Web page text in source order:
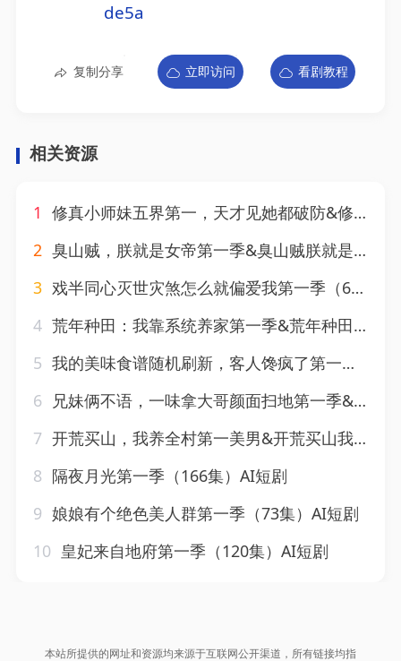
de5a
复制分享 立即访问 看剧教程
相关资源
1 修真小师妹五界第一，天才见她都破防&修真小师妹五界第一天才见她都破防（102集）AI短剧
2 臭山贼，朕就是女帝第一季&臭山贼朕就是女帝第一季（136集）AI短剧
3 戏半同心灭世灾煞怎么就偏爱我第一季（65集）AI短剧
4 荒年种田：我靠系统养家第一季&荒年种田我靠系统养家第一季（28集）AI短剧
5 我的美味食谱随机刷新，客人馋疯了第一季&我的美味食谱随机刷新客人馋疯了第一季（98集）AI短剧
6
兄妹俩不语，一味拿大哥颜面扫地第一季&兄妹俩不语一味拿大哥颜面扫地第一季（117集）AI短剧
7 开荒买山，我养全村第一美男&开荒买山我养全村第一美男（50集）AI短剧
8 隔夜月光第一季（166集）AI短剧
9 娘娘有个绝色美人群第一季（73集）AI短剧
10 皇妃来自地府第一季（120集）AI短剧
本站所提供的网址和资源均来源于互联网公开渠道，所有链接均指